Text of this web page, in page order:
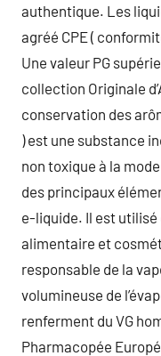
authentique. Les
agréé CPE (
Une valeur PG
collection Originale
conservation des
) est une substance
non toxique à la
des principaux
e-liquide. Il est utilisé
alimentaire et
responsable de la
volumineuse de
renferment du VG
Pharmacopée